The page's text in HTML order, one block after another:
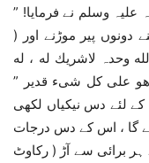
وسلم نے فرمایا! ”
پیر موڑنے اور (
وحدہ لاشریك له ، له
علی کل شیء قدیر ”
لئے دس نیکیاں لکھی
گا ، اس کے دس درجات
ہر برائی سے آڑ ( رکاوٹ